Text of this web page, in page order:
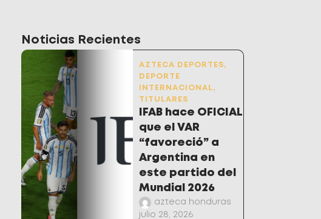
Noticias Recientes
AZTECA DEPORTES,
DEPORTE
INTERNACIONAL,
TITULARES
IFAB hace OFICIAL
que el VAR
“favoreció” a
Argentina en
este partido del
Mundial 2026
azteca honduras
julio 28, 2026